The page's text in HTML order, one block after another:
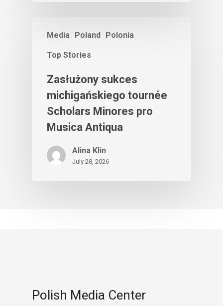
Media Poland Polonia
Top Stories
Zasłużony sukces
michigańskiego tournée
Scholars Minores pro
Musica Antiqua
Alina Klin
July 28, 2026
Polish Media Center